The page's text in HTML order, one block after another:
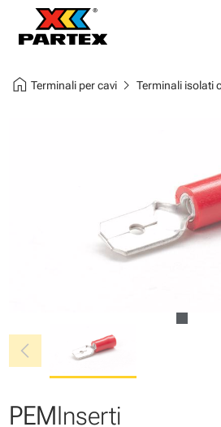
home Terminali per cavichevron_right Terminali isolati
chevron_left
PEMInserti